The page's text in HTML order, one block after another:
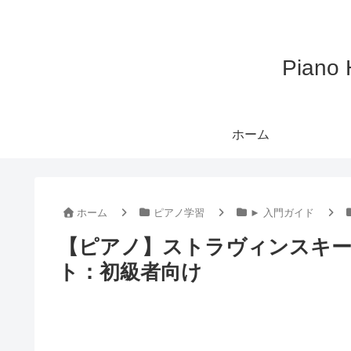
Piano
ホーム
ホーム ピアノ学習 ► 入門ガイド
【ピアノ】ストラヴィンスキ
ト：初級者向け